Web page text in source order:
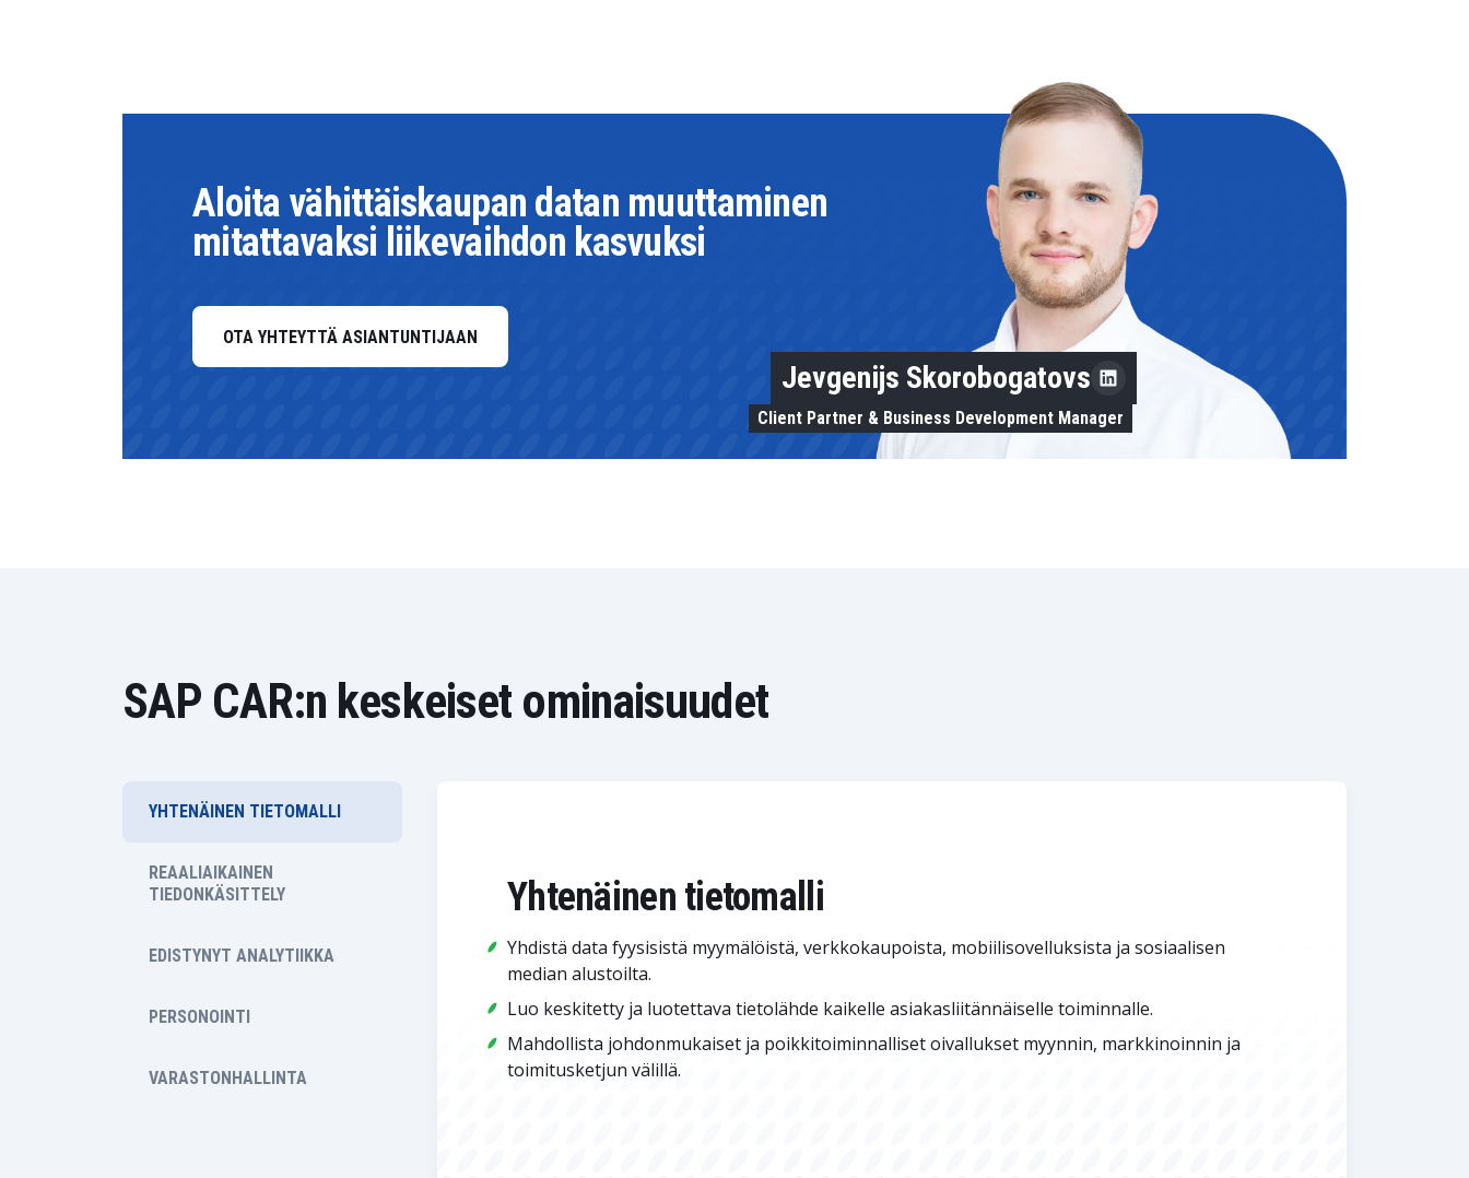
Aloita vähittäiskaupan datan muuttaminen
mitattavaksi liikevaihdon kasvuksi
OTA YHTEYTTÄ ASIANTUNTIJAAN
Jevgenijs Skorobogatovs
Client Partner & Business Development Manager
SAP CAR:n keskeiset ominaisuudet
YHTENÄINEN TIETOMALLI
REAALIAIKAINEN
TIEDONKÄSITTELY
EDISTYNYT ANALYTIIKKA
PERSONOINTI
VARASTONHALLINTA
Yhtenäinen tietomalli
Yhdistä data fyysisistä myymälöistä, verkkokaupoista, mobiilisovelluksista ja sosiaalisen
median alustoilta.
Luo keskitetty ja luotettava tietolähde kaikelle asiakasliitännäiselle toiminnalle.
Mahdollista johdonmukaiset ja poikkitoiminnalliset oivallukset myynnin, markkinoinnin ja
toimitusketjun välillä.